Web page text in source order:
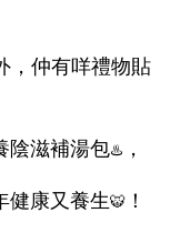
，仲有咩禮物貼
陰滋補湯包♨️ ，
健康又養生🐯！